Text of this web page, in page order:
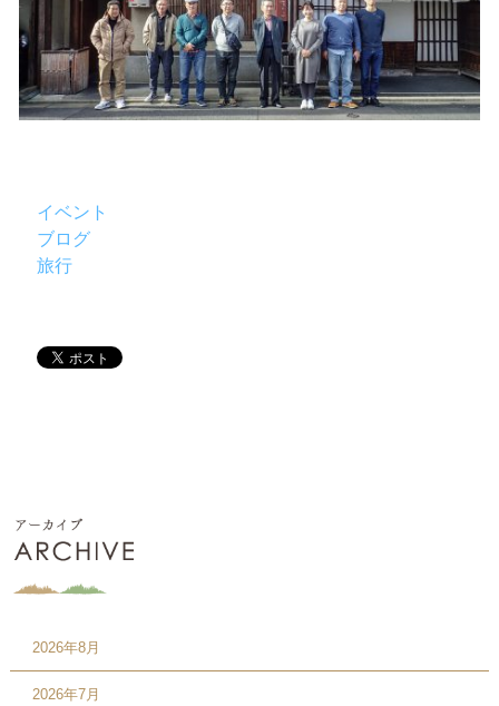
イベント
ブログ
旅行
2026年8月
2026年7月